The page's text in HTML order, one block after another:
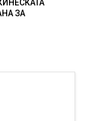
ЗА